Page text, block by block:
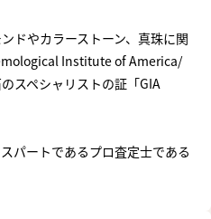
ドやカラーストーン、真珠に関
Institute of America/
スペシャリストの証「GIA
パートであるプロ査定士である